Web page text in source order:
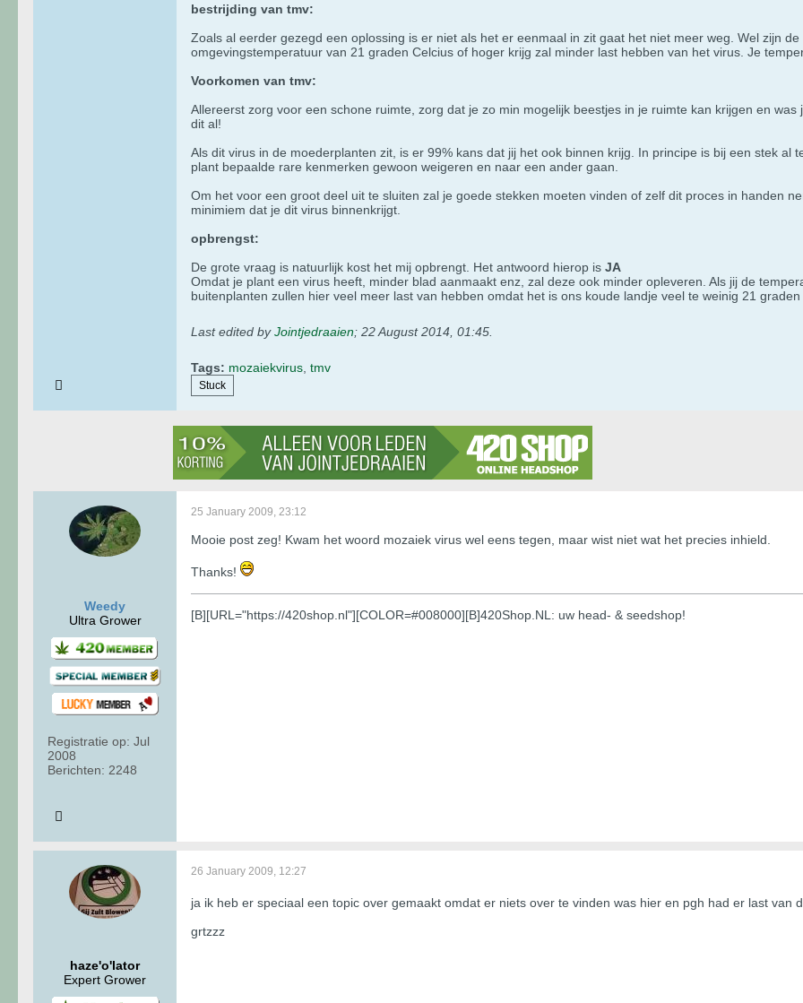
bestrijding van tmv:
Zoals al eerder gezegd een oplossing is er niet als het er eenmaal in zit gaat het niet meer weg. Wel zijn
omgevingstemperatuur van 21 graden Celcius of hoger krijg zal minder last hebben van het virus. Je
Voorkomen van tmv:
Allereerst zorg voor een schone ruimte, zorg dat je zo min mogelijk beestjes in je ruimte kan krijgen en
dit al!
Als dit virus in de moederplanten zit, is er 99% kans dat jij het ook binnen krijg. In principe is bij een stek al
plant bepaalde rare kenmerken gewoon weigeren en naar een ander gaan.
Om het voor een groot deel uit te sluiten zal je goede stekken moeten vinden of zelf dit proces in handen
minimiem dat je dit virus binnenkrijgt.
opbrengst:
De grote vraag is natuurlijk kost het mij opbrengt. Het antwoord hierop is JA
Omdat je plant een virus heeft, minder blad aanmaakt enz, zal deze ook minder opleveren. Als jij de
buitenplanten zullen hier veel meer last van hebben omdat het is ons koude landje veel te weinig 21
Last edited byJointjedraaien; 22 August 2014, 01:45
Tags: mozaiekvirus tmv
Stuck
Weedy
Ultra Grower
Registratie op: Jul
2008
Berichten: 2248
25 January 2009, 23:12
Mooie post zeg! Kwam het woord mozaiek virus wel eens tegen, maar wist niet wat het precies inhield.
Thanks!
[B][URL="https://420shop.nl"][COLOR=#008000][B]420Shop.NL: uw head- & seedshop!
haze'o'lator
Expert Grower
26 January 2009, 12:27
ja ik heb er speciaal een topic over gemaakt omdat er niets over te vinden was hier en pgh had er last van
grtzzz